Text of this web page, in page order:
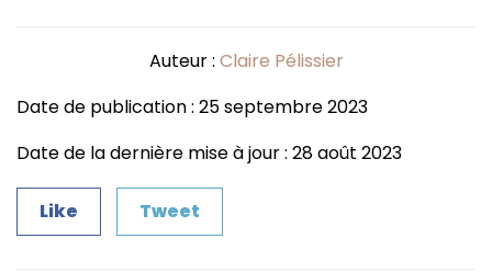
Auteur : Claire Pélissier
Date de publication : 25 septembre 2023
Date de la dernière mise à jour : 28 août 2023
Like Tweet